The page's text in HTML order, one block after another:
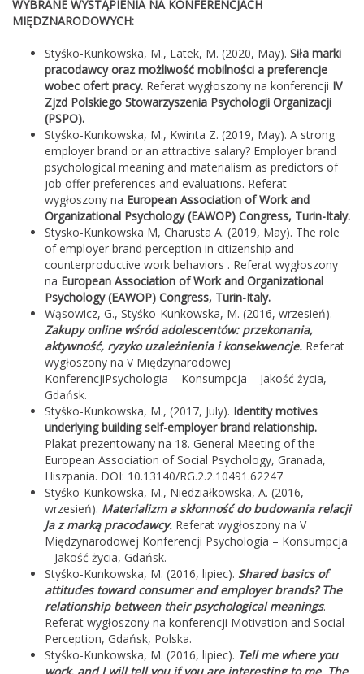
WYBRANE WYSTĄPIENIA NA KONFERENCJACH
MIĘDZNARODOWYCH:
Styśko-Kunkowska, M., Latek, M. (2020, May). Siła marki
pracodawcy oraz możliwość mobilności a preferencje
wobec ofert pracy. Referat wygłoszony na konferencji IV
Zjzd Polskiego Stowarzyszenia Psychologii Organizacji
(PSPO).
Styśko-Kunkowska, M., Kwinta Z. (2019, May). A strong
employer brand or an attractive salary? Employer brand
psychological meaning and materialism as predictors of
job offer preferences and evaluations. Referat
wygłoszony na European Association of Work and
Organizational Psychology (EAWOP) Congress, Turin-Italy.
Stysko-Kunkowska M, Charusta A. (2019, May). The role
of employer brand perception in citizenship and
counterproductive work behaviors . Referat wygłoszony
na European Association of Work and Organizational
Psychology (EAWOP) Congress, Turin-Italy.
Wąsowicz, G., Styśko-Kunkowska, M. (2016, wrzesień).
Zakupy online wśród adolescentów: przekonania,
aktywność, ryzyko uzależnienia i konsekwencje. Referat
wygłoszony na V Międzynarodowej
KonferencjiPsychologia – Konsumpcja – Jakość życia,
Gdańsk.
Styśko-Kunkowska, M., (2017, July). Identity motives
underlying building self-employer brand relationship.
Plakat prezentowany na 18. General Meeting of the
European Association of Social Psychology, Granada,
Hiszpania. DOI: 10.13140/RG.2.2.10491.62247
Styśko-Kunkowska, M., Niedziałkowska, A. (2016,
wrzesień). Materializm a skłonność do budowania relacji
Ja z marką pracodawcy. Referat wygłoszony na V
Międzynarodowej Konferencji Psychologia – Konsumpcja
– Jakość życia, Gdańsk.
Styśko-Kunkowska, M. (2016, lipiec). Shared basics of
attitudes toward consumer and employer brands? The
relationship between their psychological meanings.
Referat wygłoszony na konferencji Motivation and Social
Perception, Gdańsk, Polska.
Styśko-Kunkowska, M. (2016, lipiec). Tell me where you